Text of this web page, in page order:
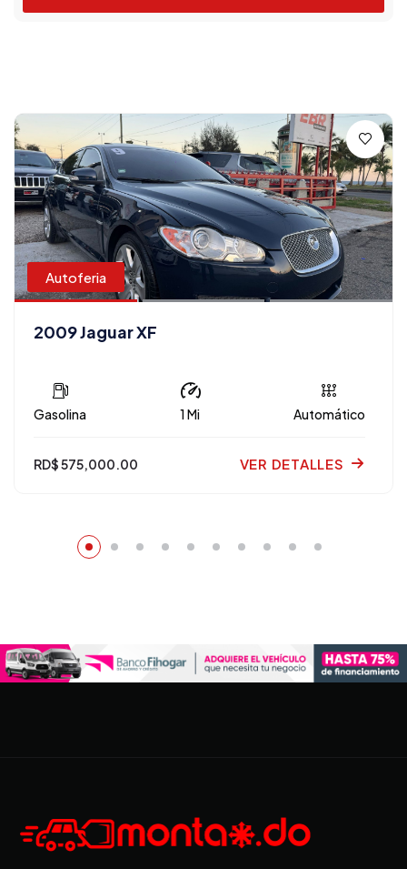
Autoferia
2009 Jaguar XF
Gasolina 1 Mi Automático
RD$ 575,000.00 VER DETALLES